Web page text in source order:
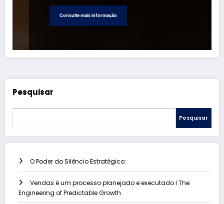
Consulte mais informação
Pesquisar
Pesquisar
O Poder do Silêncio Estratégico:
Vendas é um processo planejado e executado l The
Engineering of Predictable Growth